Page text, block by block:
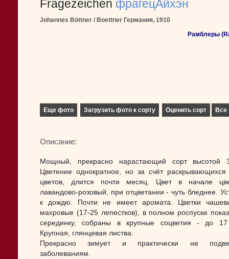
Fragezeichen фрагецАйхэн
Johannes Böttner / Boettner Германия, 1910
Рамблеры
Еще фото Загрузить фото к сорту Оценить сорт Все
Описание:
Мощный, прекрасно нарастающий сорт высотой
Цветение однократное, но за счёт раскрывающихся
цветов, длится почти месяц. Цвет в начале
лавандово-розовый, при отцветании - чуть бледнее.
к дождю. Почти не имеет аромата. Цветки
махровые (17-25 лепестков), в полном роспуске
серединку, собраны в крупные соцветия - до 17
Крупная, глянцевая листва.
Прекрасно зимует и практически не
заболеваниям.